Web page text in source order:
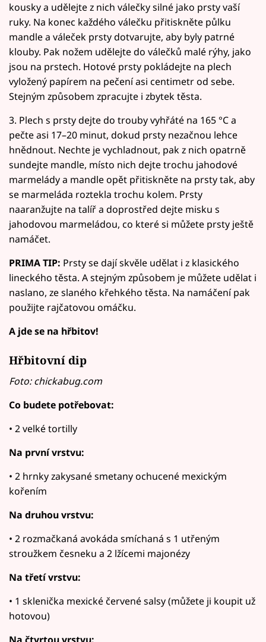
kousky a udělejte z nich válečky silné jako prsty vaší
ruky. Na konec každého válečku přitiskněte půlku
mandle a váleček prsty dotvarujte, aby byly patrné
klouby. Pak nožem udělejte do válečků malé rýhy, jako
jsou na prstech. Hotové prsty pokládejte na plech
vyložený papírem na pečení asi centimetr od sebe.
Stejným způsobem zpracujte i zbytek těsta.
3. Plech s prsty dejte do trouby vyhřáté na 165 °C a
pečte asi 17–20 minut, dokud prsty nezačnou lehce
hnědnout. Nechte je vychladnout, pak z nich opatrně
sundejte mandle, místo nich dejte trochu jahodové
marmelády a mandle opět přitiskněte na prsty tak, aby
se marmeláda roztekla trochu kolem. Prsty
naaranžujte na talíř a doprostřed dejte misku s
jahodovou marmeládou, co které si můžete prsty ještě
namáčet.
PRIMA TIP: Prsty se dají skvěle udělat i z klasického
lineckého těsta. A stejným způsobem je můžete udělat i
naslano, ze slaného křehkého těsta. Na namáčení pak
použijte rajčatovou omáčku.
A jde se na hřbitov!
Hřbitovní dip
Foto: chickabug.com
Co budete potřebovat:
• 2 velké tortilly
Na první vrstvu:
• 2 hrnky zakysané smetany ochucené mexickým
kořením
Na druhou vrstvu:
• 2 rozmačkaná avokáda smíchaná s 1 utřeným
stroužkem česneku a 2 lžícemi majonézy
Na třetí vrstvu:
• 1 sklenička mexické červené salsy (můžete ji koupit už
hotovou)